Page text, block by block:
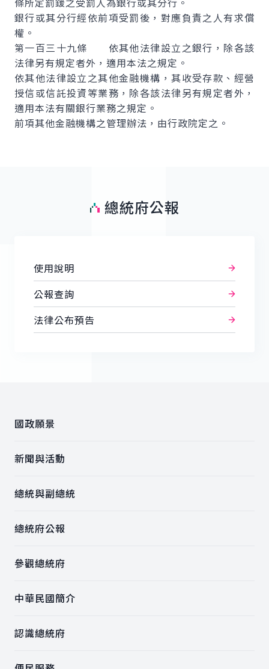
銀行或其分行經依前項受罰後，對應負責之人有求償
權。
第一百三十九條 依其他法律設立之銀行，除各該
法律另有規定者外，適用本法之規定。
依其他法律設立之其他金融機構，其收受存款、經營
授信或信託投資等業務，除各該法律另有規定者外，
適用本法有關銀行業務之規定。
前項其他金融機構之管理辦法，由行政院定之。
總統府公報
使用說明
公報查詢
法律公布預告
國政願景
新聞與活動
總統與副總統
總統府公報
參觀總統府
中華民國簡介
認識總統府